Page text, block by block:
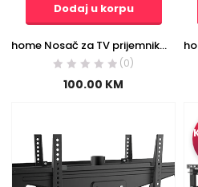
Dodaj u korpu
home Nosač za TV prijemnike 60″-100″, 75 kg, 1D – LCDH 30
(0)
100.00 KM